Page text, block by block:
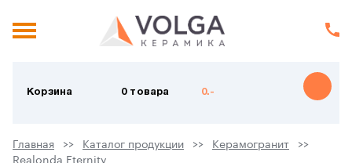
Корзина 0 товара 0.-
Главная Каталог продукции
Керамогранит
Realonda Eternity